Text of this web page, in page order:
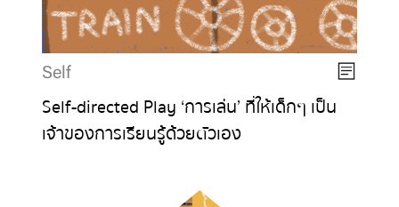
Self
Self-directed Play ‘การเล่น’ ที่ให้เด็กๆ เป็น
เจ้าของการเรียนรู้ด้วยตัวเอง